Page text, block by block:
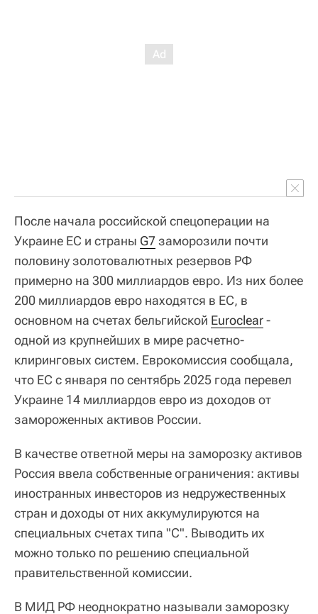
После начала российской спецоперации на
Украине ЕС и страны G7заморозили почти
половину золотовалютных резервов РФ
примерно на 300 миллиардов евро. Из них более
200 миллиардов евро находятся в ЕС, в
основном на счетах бельгийской Euroclear-
одной из крупнейших в мире расчетно-
клиринговых систем. Еврокомиссия сообщала,
что ЕС с января по сентябрь 2025 года перевел
Украине 14 миллиардов евро из доходов от
замороженных активов России.
В качестве ответной меры на заморозку активов
Россия ввела собственные ограничения: активы
иностранных инвесторов из недружественных
стран и доходы от них аккумулируются на
специальных счетах типа "С". Выводить их
можно только по решению специальной
правительственной комиссии.
В МИД РФ неоднократно называли заморозку